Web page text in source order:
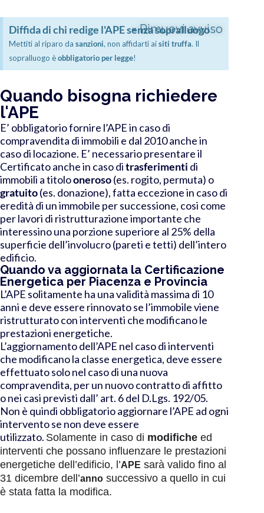
Diffida di chi redige l'APE senza sopralluogo
Mettiti al riparo da sanzioni, non affidarti aisiti truffa. Il
sopralluogo èobbligatorio per legge!
× Rimuovi avviso
Quando bisogna richiedere
l'APE
E’ obbligatorio fornire l’APE in caso di
compravendita di immobili e dal 2010 anche in
caso di locazione. E’ necessario presentare il
Certificato anche in caso ditrasferimenti di
immobili a titolooneroso(es. rogito, permuta) o
gratuito(es. donazione), fatta eccezione in caso di
eredità di un immobile per successione, cosi come
per lavori di ristrutturazione importante che
interessino una porzione superiore al 25% della
superficie dell’involucro (pareti e tetti) dell’intero
edificio.
Quando va aggiornata la Certificazione
Energetica per Piacenza e Provincia
L’APE solitamente ha una validità massima di 10
anni e deve essere rinnovato se l’immobile viene
ristrutturato con interventi che modificano le
prestazioni energetiche.
L’aggiornamento dell’APE nel caso di interventi
che modificano la classe energetica, deve essere
effettuato solo nel caso di una nuova
compravendita, per un nuovo contratto di affitto
o nei casi previsti dall’ art. 6 del D.Lgs. 192/05.
Non è quindi obbligatorio aggiornare l’APE ad ogni
intervento se non deve essere
utilizzato. Solamente in caso di modifiche ed
interventi che possano influenzare le prestazioni
energetiche dell’edificio, l’APE sarà valido fino al
31 dicembre dell’anno successivo a quello in cui
è stata fatta la modifica.